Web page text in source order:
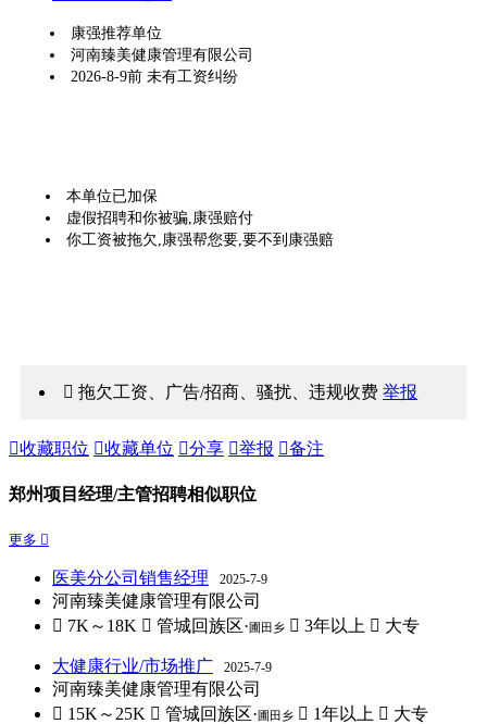
康强推荐单位
河南臻美健康管理有限公司
2026-8-9前 未有工资纠纷
本单位已加保
虚假招聘和你被骗,康强赔付
你工资被拖欠,康强帮您要,要不到康强赔
 拖欠工资、广告/招商、骚扰、违规收费举报
收藏职位 收藏单位 分享 举报 备注
郑州项目经理/主管招聘相似职位
更多 
医美分公司销售经理 2025-7-9
河南臻美健康管理有限公司
 7K～18K  管城回族区·圃田乡  3年以上  大专
大健康行业/市场推广 2025-7-9
河南臻美健康管理有限公司
 15K～25K  管城回族区·圃田乡  1年以上  大专